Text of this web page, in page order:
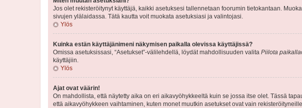
Jos olet rekisteröitynyt käyttäjä, kaikki asetuksesi tallennetaan foorumin tietokantaan.
sivujen ylälaidassa. Tätä kautta voit muokata asetuksiasi ja valintojasi.
Ylös
Kuinka estän käyttäjänimeni näkymisen paikalla olevissa käyttäjissä?
Omissa asetuksissasi, “Asetukset”-välilehdellä, löydät mahdollisuuden valita Piilota
käyttäjiin.
Ylös
Ajat ovat väärin!
On mahdollista, että näytetty aika on eri aikavyöhykkeeltä kuin se jossa itse olet. Tässä
että aikavyöhykkeen vaihtaminen, kuten monet muutkin asetukset ovat vain